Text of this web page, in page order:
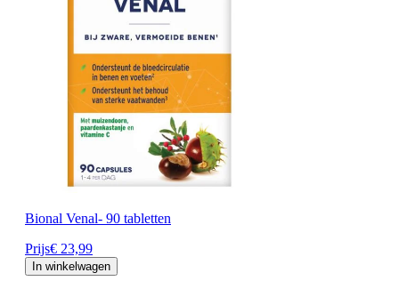
Bional Venal- 90 tabletten
Prijs€ 23,99
In winkelwagen